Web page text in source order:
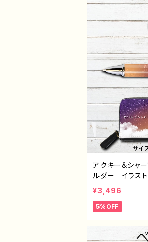
アクキー＆シャ
ルダー イラス
ズ レディー
綺麗 人気 イラ
ー 絵師 オリ
ンケース） 作
¥3,496
5%OFF